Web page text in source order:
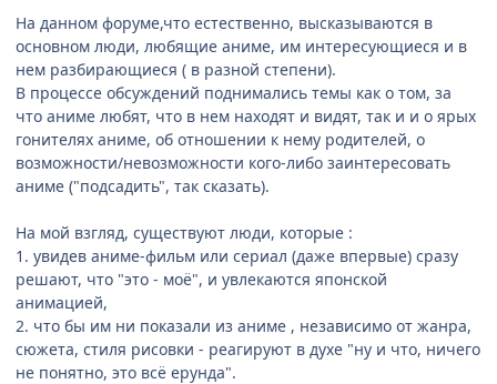
На данном форуме,что естественно, высказываются в
основном люди, любящие аниме, им интересующиеся и в
нем разбирающиеся ( в разной степени).
В процессе обсуждений поднимались темы как о том, за
что аниме любят, что в нем находят и видят, так и и о ярых
гонителях аниме, об отношении к нему родителей, о
возможности/невозможности кого-либо заинтересовать
аниме ("подсадить", так сказать).
На мой взгляд, существуют люди, которые :
1. увидев аниме-фильм или сериал (даже впервые) сразу
решают, что "это - моё", и увлекаются японской
анимацией,
2. что бы им ни показали из аниме , независимо от жанра,
сюжета, стиля рисовки - реагируют в духе "ну и что, ничего
не понятно, это всё ерунда".